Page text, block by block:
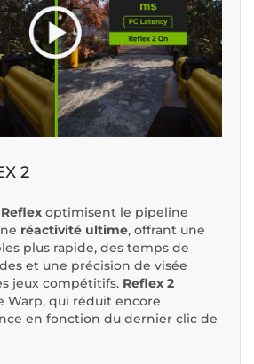
2
optimisent le pipeline
réactivité ultime, offrant une
plus rapide, des temps de
et une précision de visée
jeux compétitifs. Reflex 2
Warp, qui réduit encore
en fonction du dernier clic de